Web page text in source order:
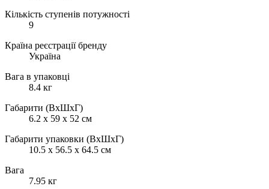
Кількість ступенів потужності
9
Країна реєстрації бренду
Україна
Вага в упаковці
8.4 кг
Габарити (ВхШхГ)
6.2 x 59 x 52 см
Габарити упаковки (ВхШхГ)
10.5 х 56.5 х 64.5 см
Вага
7.95 кг